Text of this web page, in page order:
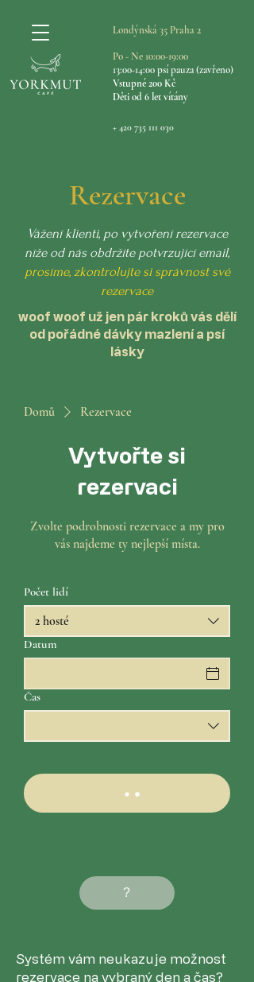
Londýnská 35 Praha 2
+ 420 735 111 030
Po - Ne 10:00-19:00
13:00-14:00 psí pauza (zavřeno​​​)
Vstupné 200 Kč
Děti od 6 let vítány
Rezervace
Vážení klienti, po vytvoření rezervace
níže od nás obdržíte potvrzující email,
prosíme, zkontrolujte si správnost své
rezervace
woof woof už jen pár kroků vás dělí
od pořádné dávky mazlení a psí
lásky
Domů Rezervace
Vytvořte si
rezervaci
Zvolte podrobnosti rezervace a my pro
vás najdeme ty nejlepší místa.
Počet lidí
2 hosté
Datum
Čas
?
Systém vám neukazuje možnost
rezervace na vybraný den a čas?